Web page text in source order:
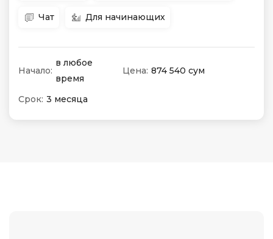
Чат Для начинающих
Начало:
в любое
время
Цена: 874 540 сум
Срок: 3 месяца